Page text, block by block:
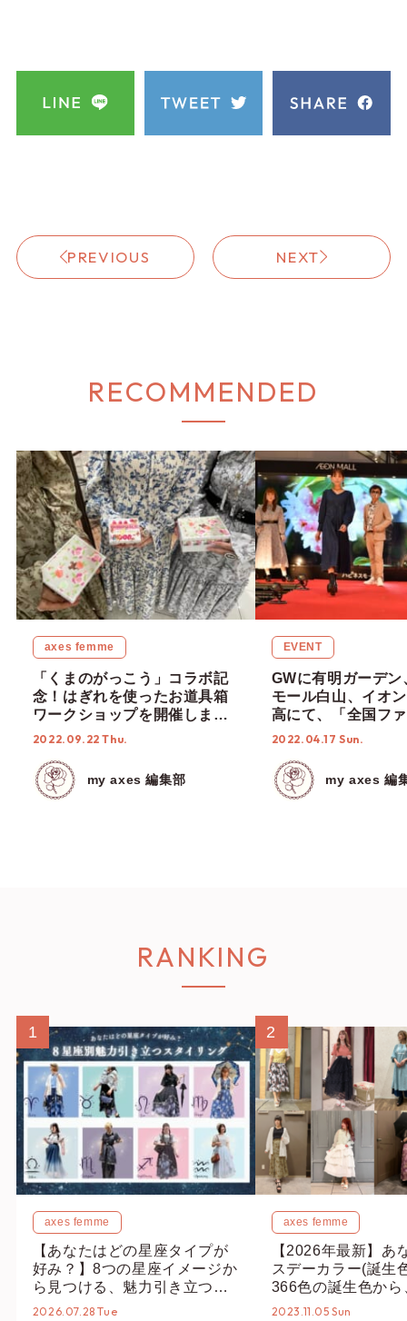
PREVIOUS NEXT
RECOMMENDED
axes femme
「くまのがっこう」コラボ記
念！はぎれを使ったお道具箱
ワークショップを開催しまし
た♡【9月18日(日) axes
2022.09.22 Thu.
my axes 編集部
EVENT
GWに有明ガーデン
モール白山、イオ
高にて、「全国フ
ショー&ファンミー
2022.04.17 Sun.
my axes 編
RANKING
1
axes femme
【あなたはどの星座タイプが
好み？】8つの星座イメージか
ら見つける、魅力引き立つス
タイリング♡
2026.07.28 Tue
2
axes femme
【2026年最新】あ
スデーカラー(誕生
366色の誕生色から
誕生色、バースデ
2023.11.05 Sun